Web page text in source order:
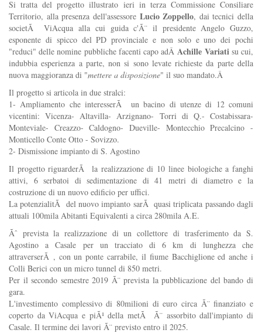
Si tratta del progetto illustrato ieri in terza Commissione Consiliare
Territorio, alla presenza dell'assessore Lucio Zoppello, dai tecnici della
societÃ ViAcqua alla cui guida c'Ã¨ il presidente Angelo Guzzo,
esponente di spicco del PD provinciale e non solo e uno dei pochi
"reduci" delle nomine pubbliche facenti capo adÂ Achille Variati su cui,
indubbia esperienza a parte, non si sono levate richieste da parte della
nuova maggioranza di "mettere a disposizione" il suo mandato.Â
Il progetto si articola in due stralci:
1- Ampliamento che interesserÃ un bacino di utenze di 12 comuni
vicentini: Vicenza- Altavilla- Arzignano- Torri di Q.- Costabissara-
Monteviale- Creazzo- Caldogno- Dueville- Montecchio Precalcino -
Monticello Conte Otto - Sovizzo.
2- Dismissione impianto di S. Agostino
Il progetto riguarderÃ la realizzazione di 10 linee biologiche a fanghi
attivi, 6 serbatoi di sedimentazione di 41 metri di diametro e la
costruzione di un nuovo edificio per uffici.
La potenzialitÃ del nuovo impianto sarÃ quasi triplicata passando dagli
attuali 100mila Abitanti Equivalenti a circa 280mila A.E.
Ãˆ prevista la realizzazione di un collettore di trasferimento da S.
Agostino a Casale per un tracciato di 6 km di lunghezza che
attraverserÃ , con un ponte carrabile, il fiume Bacchiglione ed anche i
Colli Berici con un micro tunnel di 850 metri.
Per il secondo semestre 2019 Ã¨ prevista la pubblicazione del bando di
gara.
L'investimento complessivo di 80milioni di euro circa Ã¨ finanziato e
coperto da ViAcqua e piÃ¹ della metÃ Ã¨ assorbito dall'impianto di
Casale. Il termine dei lavori Ã¨ previsto entro il 2025.